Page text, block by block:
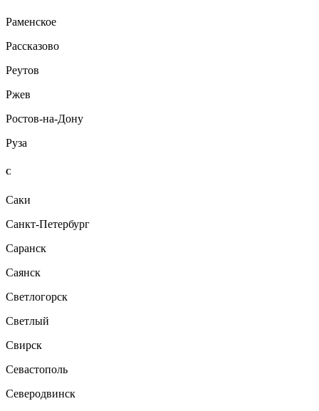
Раменское
Рассказово
Реутов
Ржев
Ростов-на-Дону
Руза
С
Саки
Санкт-Петербург
Саранск
Саянск
Светлогорск
Светлый
Свирск
Севастополь
Северодвинск